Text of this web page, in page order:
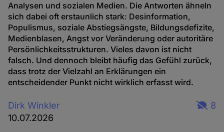
Analysen und sozialen Medien. Die Antworten ähneln
sich dabei oft erstaunlich stark: Desinformation,
Populismus, soziale Abstiegsängste, Bildungsdefizite,
Medienblasen, Angst vor Veränderung oder autoritäre
Persönlichkeitsstrukturen. Vieles davon ist nicht
falsch. Und dennoch bleibt häufig das Gefühl zurück,
dass trotz der Vielzahl an Erklärungen ein
entscheidender Punkt nicht wirklich erfasst wird.
Dirk Winkler
10.07.2026
8